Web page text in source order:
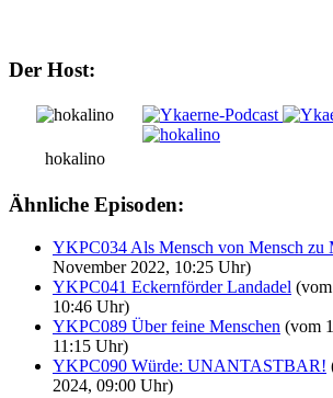
Der Host:
hokalino
Ähnliche Episoden:
YKPC034 Als Mensch von Mensch zu
November 2022, 10:25 Uhr)
YKPC041 Eckernförder Landadel
10:46 Uhr)
YKPC089 Über feine Menschen (vom
11:15 Uhr)
YKPC090 Würde: UNANTASTBAR!
2024, 09:00 Uhr)